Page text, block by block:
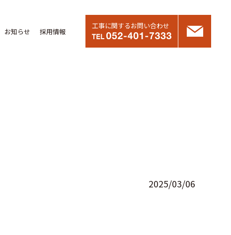
お知らせ 採用情報
工事に関するお問い合わせ
2025/03/06